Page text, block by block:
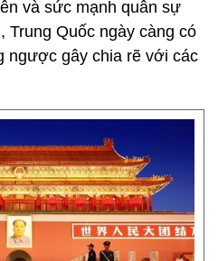
và sức mạnh quân sự
Trung Quốc ngày càng có
ngược gây chia rẽ với các